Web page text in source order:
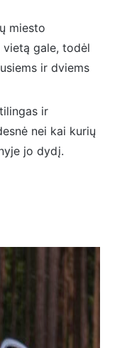
miesto
gale, todėl
ir dviems
ir
nei kai kurių
jo dydį.